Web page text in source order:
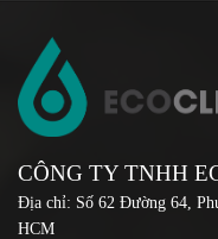
CÔNG TY TNHH
Địa chỉ: Số 62 Đường 64,
HCM